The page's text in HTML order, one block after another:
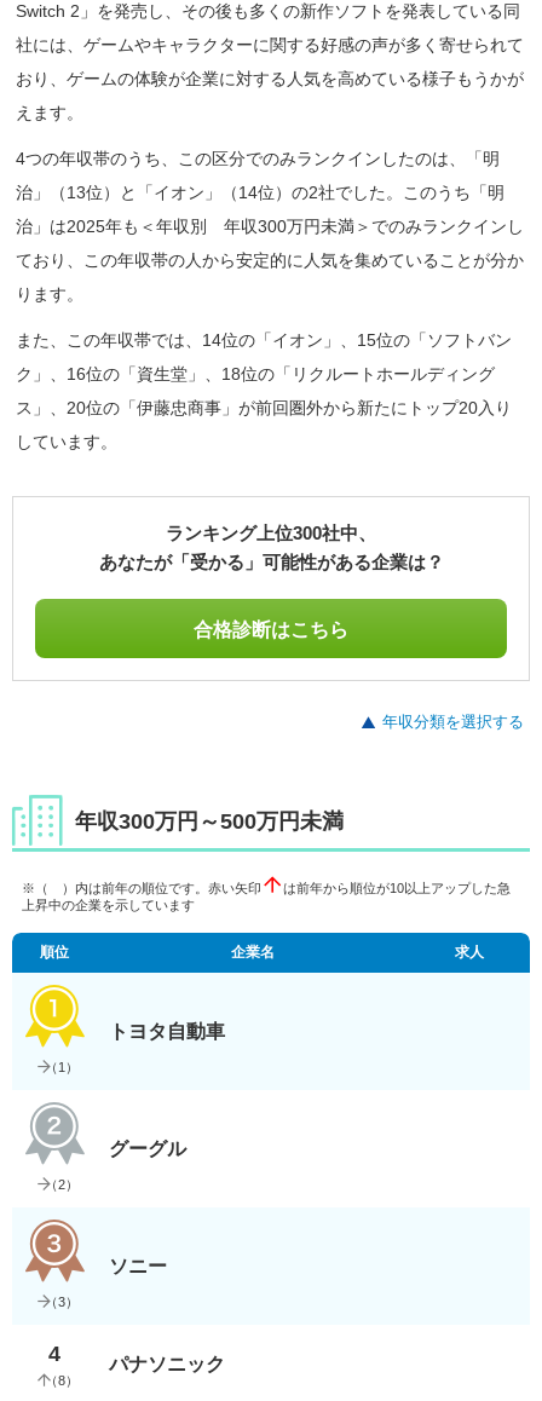
Switch 2」を発売し、その後も多くの新作ソフトを発表している同
社には、ゲームやキャラクターに関する好感の声が多く寄せられて
おり、ゲームの体験が企業に対する人気を高めている様子もうかが
えます。
4つの年収帯のうち、この区分でのみランクインしたのは、「明
治」（13位）と「イオン」（14位）の2社でした。このうち「明
治」は2025年も＜年収別 年収300万円未満＞でのみランクインし
ており、この年収帯の人から安定的に人気を集めていることが分か
ります。
また、この年収帯では、14位の「イオン」、15位の「ソフトバン
ク」、16位の「資生堂」、18位の「リクルートホールディング
ス」、20位の「伊藤忠商事」が前回圏外から新たにトップ20入り
しています。
ランキング上位300社中、
あなたが「受かる」可能性がある企業は？
合格診断はこちら
年収分類を選択する
年収300万円～500万円未満
※（ ）内は前年の順位です。赤い矢印
は前年から順位が10以上アップした急
上昇中の企業を示しています
順位 企業名 求人
（ 1 ）
トヨタ自動車
（2）
グーグル
（3）
ソニー
4
（8）
パナソニック